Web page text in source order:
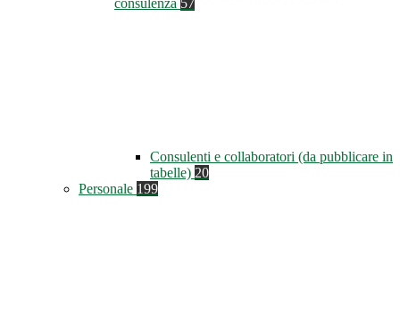
consulenza 57
Consulenti e collaboratori (da pubblicare in
tabelle) 20
Personale 199